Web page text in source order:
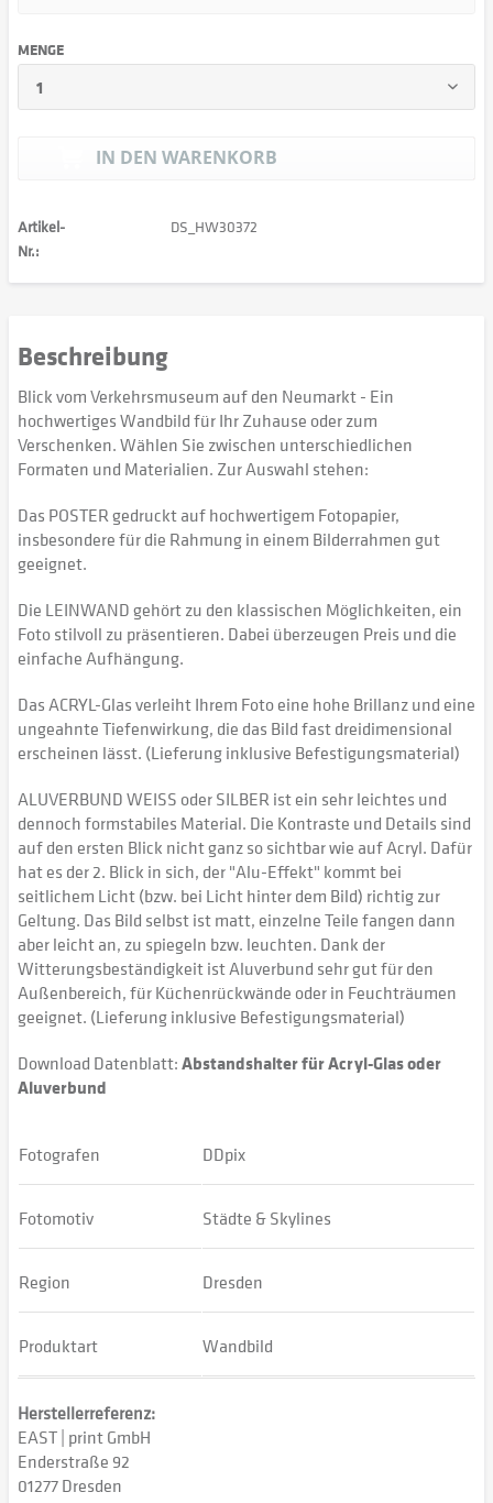
MENGE
IN DEN WARENKORB
Artikel-
Nr.:
DS_HW30372
Beschreibung
Blick vom Verkehrsmuseum auf den Neumarkt - Ein
hochwertiges Wandbild für Ihr Zuhause oder zum
Verschenken. Wählen Sie zwischen unterschiedlichen
Formaten und Materialien. Zur Auswahl stehen:
Das POSTER gedruckt auf hochwertigem Fotopapier,
insbesondere für die Rahmung in einem Bilderrahmen gut
geeignet.
Die LEINWAND gehört zu den klassischen Möglichkeiten, ein
Foto stilvoll zu präsentieren. Dabei überzeugen Preis und die
einfache Aufhängung.
Das ACRYL-Glas verleiht Ihrem Foto eine hohe Brillanz und eine
ungeahnte Tiefenwirkung, die das Bild fast dreidimensional
erscheinen lässt. (Lieferung inklusive Befestigungsmaterial)
ALUVERBUND WEISS oder SILBER ist ein sehr leichtes und
dennoch formstabiles Material. Die Kontraste und Details sind
auf den ersten Blick nicht ganz so sichtbar wie auf Acryl. Dafür
hat es der 2. Blick in sich, der "Alu-Effekt" kommt bei
seitlichem Licht (bzw. bei Licht hinter dem Bild) richtig zur
Geltung. Das Bild selbst ist matt, einzelne Teile fangen dann
aber leicht an, zu spiegeln bzw. leuchten. Dank der
Witterungsbeständigkeit ist Aluverbund sehr gut für den
Außenbereich, für Küchenrückwände oder in Feuchträumen
geeignet. (Lieferung inklusive Befestigungsmaterial)
Download Datenblatt:Abstandshalter für Acryl-Glas oder
Aluverbund
Fotografen DDpix
Fotomotiv Städte & Skylines
Region Dresden
Produktart Wandbild
Herstellerreferenz:
EAST | print GmbH
Enderstraße 92
01277 Dresden